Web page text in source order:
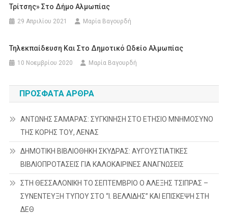
Τρίτσης» Στο Δήμο Αλμωπίας
29 Απριλίου 2021 Μαρία Βαγουρδή
Τηλεκπαίδευση Και Στο Δημοτικό Ωδείο Αλμωπίας
10 Νοεμβρίου 2020 Μαρία Βαγουρδή
ΠΡΌΣΦΑΤΑ ΆΡΘΡΑ
ΑΝΤΩΝΗΣ ΣΑΜΑΡΑΣ: ΣΥΓΚΙΝΗΣΗ ΣΤΟ ΕΤΗΣΙΟ ΜΝΗΜΟΣΥΝΟ
ΤΗΣ ΚΟΡΗΣ ΤΟΥ, ΛΕΝΑΣ
ΔΗΜΟΤΙΚΗ ΒΙΒΛΙΟΘΗΚΗ ΣΚΥΔΡΑΣ: ΑΥΓΟΥΣΤΙΑΤΙΚΕΣ
ΒΙΒΛΙΟΠΡΟΤΑΣΕΙΣ ΓΙΑ ΚΑΛΟΚΑΙΡΙΝΕΣ ΑΝΑΓΝΩΣΕΙΣ
ΣΤΗ ΘΕΣΣΑΛΟΝΙΚΗ ΤΟ ΣΕΠΤΕΜΒΡΙΟ Ο ΑΛΕΞΗΣ ΤΣΙΠΡΑΣ –
ΣΥΝΕΝΤΕΥΞΗ ΤΥΠΟΥ ΣΤΟ “Ι. ΒΕΛΛΙΔΗΣ” ΚΑΙ ΕΠΙΣΚΕΨΗ ΣΤΗ
ΔΕΘ